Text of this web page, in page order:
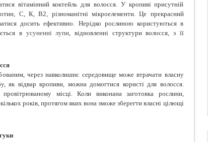
вітамінний коктейль для волосся. У кропиві присутній
С, К, В2, різноманітні мікроелементи. Це прекрасний
досить ефективно. Нерідко рослиною користуються в
в усуненні лупи, відновленні структури волосся, з її
через навколишнє середовище може втрачати власну
як відвар кропиви, можна домогтися користі для волосся.
місці. Коли виконана заготовка рослини,
років, протягом яких вона зможе зберегти власні цілющі